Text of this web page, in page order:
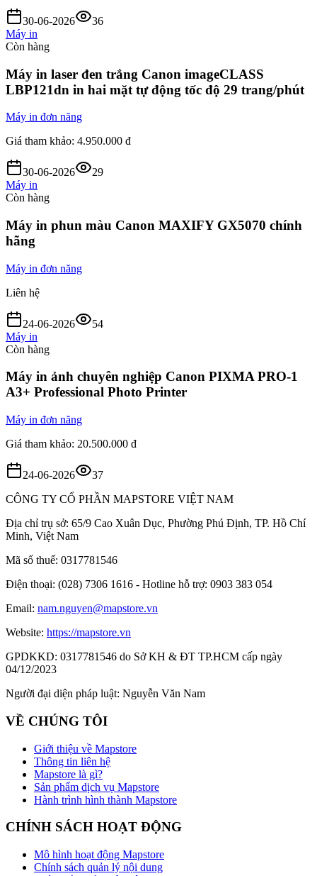
30-06-2026
36
Máy in
Còn hàng
Máy in laser đen trắng Canon imageCLASS
LBP121dn in hai mặt tự động tốc độ 29 trang/phút
Máy in đơn năng
Giá tham khảo: 4.950.000 đ
30-06-2026
29
Máy in
Còn hàng
Máy in phun màu Canon MAXIFY GX5070 chính
hãng
Máy in đơn năng
Liên hệ
24-06-2026
54
Máy in
Còn hàng
Máy in ảnh chuyên nghiệp Canon PIXMA PRO-1
A3+ Professional Photo Printer
Máy in đơn năng
Giá tham khảo: 20.500.000 đ
24-06-2026
37
CÔNG TY CỔ PHẦN MAPSTORE VIỆT NAM
Địa chỉ trụ sở: 65/9 Cao Xuân Dục, Phường Phú Định, TP. Hồ Chí
Minh, Việt Nam
Mã số thuế: 0317781546
Điện thoại: (028) 7306 1616 - Hotline hỗ trợ: 0903 383 054
Email: nam.nguyen@mapstore.vn
Website: https://mapstore.vn
GPDKKD: 0317781546 do Sở KH & ĐT TP.HCM cấp ngày
04/12/2023
Người đại diện pháp luật: Nguyễn Văn Nam
VỀ CHÚNG TÔI
Giới thiệu về Mapstore
Thông tin liên hệ
Mapstore là gì?
Sản phẩm dịch vụ Mapstore
Hành trình hình thành Mapstore
CHÍNH SÁCH HOẠT ĐỘNG
Mô hình hoạt động Mapstore
Chính sách quản lý nội dung